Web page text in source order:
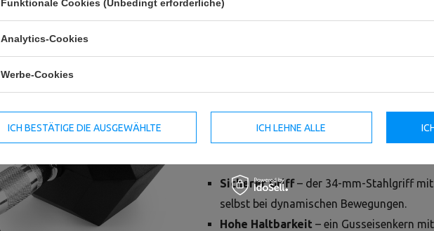
HEX-Gusseisenhantel – zuverlässig für
bewährte Klassiker, die funktionieren. Die
Trainingsgerät, ideal für Krafttraining,
Ganzkörperübungen. Stabil, komfortabel
oder zu Hause erwartest.
Sicherer Griff– der 34-mm-Stahlgriff
selbst bei dynamischen Bewegungen.
Hohe Haltbarkeit – ein Gusseisenkern
Funktionale Cookies (Unbedingt erforderliche)
Analytics-Cookies
Werbe-Cookies
ICH BESTÄTIGE DIE AUSGEWÄHLTE ICH LEHNE ALLE